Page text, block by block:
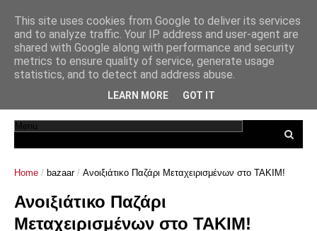
Home / bazaar / Ανοιξιάτικο Παζάρι Μεταχειρισμένων στο ΤΑΚΙΜ!
Ανοιξιάτικο Παζάρι
Μεταχειρισμένων στο ΤΑΚΙΜ!
This site uses cookies from Google to deliver its services
and to analyze traffic. Your IP address and user-agent are
shared with Google along with performance and security
metrics to ensure quality of service, generate usage
statistics, and to detect and address abuse.
LEARN MORE GOT IT